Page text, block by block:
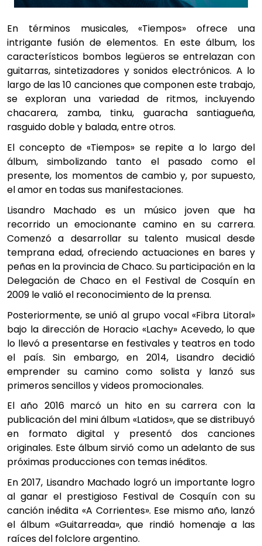
En términos musicales, «Tiempos» ofrece una
intrigante fusión de elementos. En este álbum, los
característicos bombos legüeros se entrelazan con
guitarras, sintetizadores y sonidos electrónicos. A lo
largo de las 10 canciones que componen este trabajo,
se exploran una variedad de ritmos, incluyendo
chacarera, zamba, tinku, guaracha santiagueña,
rasguido doble y balada, entre otros.
El concepto de «Tiempos» se repite a lo largo del
álbum, simbolizando tanto el pasado como el
presente, los momentos de cambio y, por supuesto,
el amor en todas sus manifestaciones.
Lisandro Machado es un músico joven que ha
recorrido un emocionante camino en su carrera.
Comenzó a desarrollar su talento musical desde
temprana edad, ofreciendo actuaciones en bares y
peñas en la provincia de Chaco. Su participación en la
Delegación de Chaco en el Festival de Cosquín en
2009 le valió el reconocimiento de la prensa.
Posteriormente, se unió al grupo vocal «Fibra Litoral»
bajo la dirección de Horacio «Lachy» Acevedo, lo que
lo llevó a presentarse en festivales y teatros en todo
el país. Sin embargo, en 2014, Lisandro decidió
emprender su camino como solista y lanzó sus
primeros sencillos y videos promocionales.
El año 2016 marcó un hito en su carrera con la
publicación del mini álbum «Latidos», que se distribuyó
en formato digital y presentó dos canciones
originales. Este álbum sirvió como un adelanto de sus
próximas producciones con temas inéditos.
En 2017, Lisandro Machado logró un importante logro
al ganar el prestigioso Festival de Cosquín con su
canción inédita «A Corrientes». Ese mismo año, lanzó
el álbum «Guitarreada», que rindió homenaje a las
raíces del folclore argentino.